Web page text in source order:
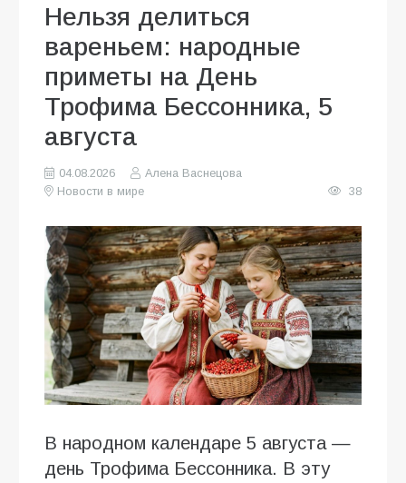
Нельзя делиться
вареньем: народные
приметы на День
Трофима Бессонника, 5
августа
04.08.2026
Алена Васнецова
Новости в мире
38
В народном календаре 5 августа —
день Трофима Бессонника. В эту